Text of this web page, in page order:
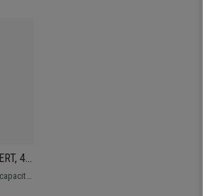
4
en
de